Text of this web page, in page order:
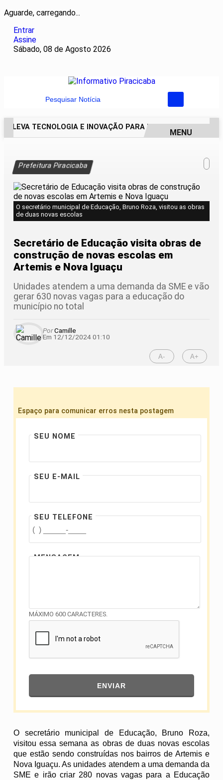
Aguarde, carregando...
Entrar
Assine
Sábado, 08 de Agosto 2026
Pesquisar Notícia
LEVA TECNOLOGIA E INOVAÇÃO PARA ESTUDANTES DA
MENU
Prefeitura Piracicaba
O secretário municipal de Educação, Bruno Roza, visitou as obras
de duas novas escolas
Secretário de Educação visita obras de
construção de novas escolas em
Artemis e Nova Iguaçu
Unidades atendem a uma demanda da SME e vão
gerar 630 novas vagas para a educação do
município no total
PorCamille
Em 12/12/2024 01:10
A- A+
Espaço para comunicar erros nesta postagem
SEU NOME
SEU E-MAIL
SEU TELEFONE
MENSAGEM
MÁXIMO 600 CARACTERES.
ENVIAR
O secretário municipal de Educação, Bruno Roza,
visitou essa semana as obras de duas novas escolas
que estão sendo construídas nos bairros de Artemis e
Nova Iguaçu. As unidades atendem a uma demanda da
SME e irão criar 280 novas vagas para a Educação